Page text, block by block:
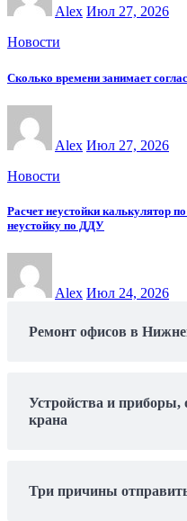
Alex Июл 27, 2026
Новости
Сколько времени занимает
Alex Июл 27, 2026
Новости
Расчет неустойки калькулятор
неустойку по ДДУ
Alex Июл 24, 2026
Ремонт офисов в
Устройства и приборы,
крана
Три причины